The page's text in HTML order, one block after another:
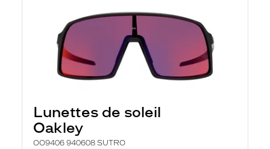
Lunettes de soleil
Oakley
OO9406 940608 SUTRO